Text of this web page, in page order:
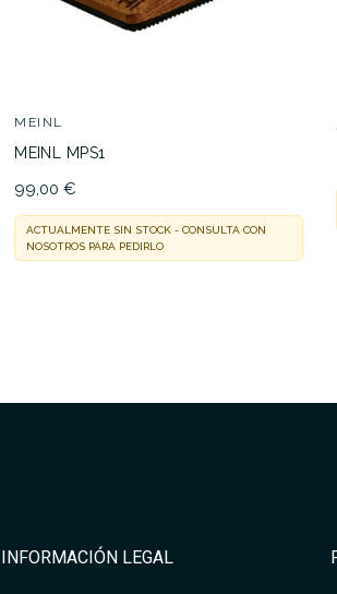
MEINL
MEINL MPS1
99,00 €
ACTUALMENTE SIN STOCK - CONSULTA CON
NOSOTROS PARA PEDIRLO
INFORMACIÓN LEGAL